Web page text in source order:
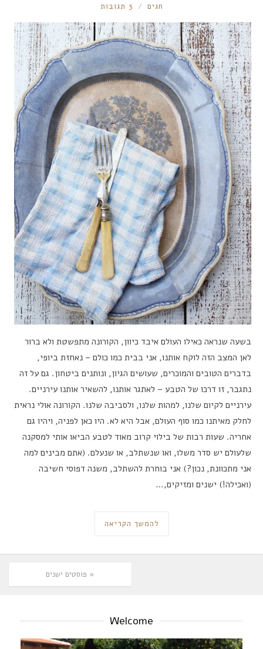
RONNIE
חגים 3 תגובות
בשעה שנראה כאילו העולם איבד כיוון, הקורונה מתפשטת ולא ברור
לאן המצב הזה לוקח אותנו, אני בבית כמו כולם – נאחזת ביופי,
בדברים הטובים והמוכרים, שעושים הגיון, ונותנים ביטחון. גם על זה
נתגבר, זו דרכו של הטבע – לאתגר אותנו, להשאיר אותנו עירניים.
עירניים לקיום שלנו, למהות שלנו, ולסביבה שלנו. הקורונה אולי נראית
לחלק מאיתנו כמו סוף העולם, אבל היא לא. היו כאן לפניה, ויהיו גם
אחריה. שעות רבות של בילוי קרוב מאוד לטבע הביאו אותי למסקנה
שלעולם יש סדר משלו, ואו שנשתלב, או שנעלם. (אתם מבינים למה
אני מתכוונת, נכון?) אני בוחרת להשתלב, משנה דפוסי חשיבה
(ואכילה!) ישנים ומזיקים,…
להמשך הקריאה
« פוסטים ישנים
Welcome